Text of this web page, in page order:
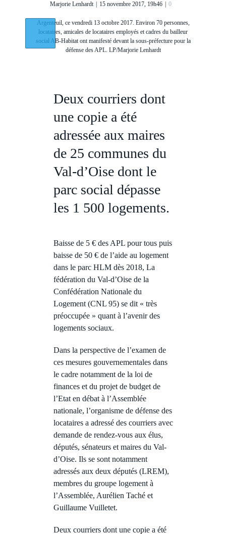
Marjorie Lenhardt
15 novembre 2017, 19h46 0
Argenteuil, ce vendredi 13 octobre 2017. Environ 70 personnes,
locataires, amicales de locataires employés et cadres du bailleur
social AB-Habitat ont manifesté devant la sous-préfecture pour la
défense des APL. LP/Marjorie Lenhardt
Deux courriers dont
une copie a été
adressée aux maires
de 25 communes du
Val-d’Oise dont le
parc social dépasse
les 1 500 logements.
Baisse de 5 € des APL pour tous puis
baisse de 50 € de l’aide au logement
dans le parc HLM dès 2018, La
fédération du Val-d’Oise de la
Confédération Nationale du
Logement (CNL 95) se dit « très
préoccupée » quant à l’avenir des
logements sociaux.
Dans la perspective de l’examen de
ces mesures gouvernementales dans
le cadre notamment de la loi de
finances et du projet de budget de
l’Etat en débat à l’Assemblée
nationale, l’organisme de défense des
locataires a adressé des courriers avec
demande de rendez-vous aux élus,
députés, sénateurs et maires du Val-
d’Oise. Ils se sont notamment
adressés aux deux députés (LREM),
membres du groupe logement à
l’Assemblée, Aurélien Taché et
Guillaume Vuilletet.
Deux courriers dont une copie a été